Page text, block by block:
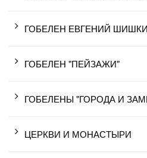
ГОБЕЛЕН ЕВГЕНИЙ
ГОБЕЛЕН "ПЕЙЗАЖИ"
ГОБЕЛЕНЫ "ГОРОДА И
ЦЕРКВИ И МОНАСТЫРИ